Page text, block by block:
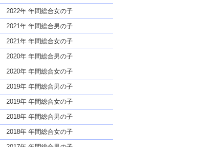
2022年 年間総合女の子
2021年 年間総合男の子
2021年 年間総合女の子
2020年 年間総合男の子
2020年 年間総合女の子
2019年 年間総合男の子
2019年 年間総合女の子
2018年 年間総合男の子
2018年 年間総合女の子